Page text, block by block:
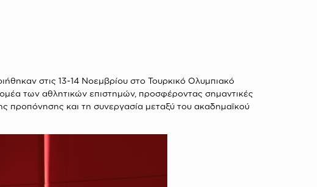
στις 13-14 Νοεμβρίου στο Τουρκικό Ολυμπιακό
των αθλητικών επιστημών, προσφέροντας σημαντικές
προπόνησης και τη συνεργασία μεταξύ του ακαδημαϊκού